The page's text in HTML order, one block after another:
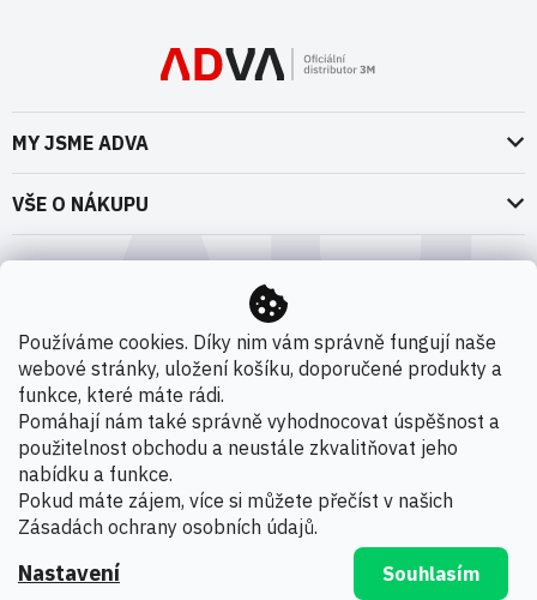
Používáme cookies. Díky nim vám správně fungují naše
webové stránky, uložení košíku, doporučené produkty a
funkce, které máte rádi.
Pomáhají nám také správně vyhodnocovat úspěšnost a
použitelnost obchodu a neustále zkvalitňovat jeho
nabídku a funkce.
Pokud máte zájem, více si můžete přečíst v našich
Zásadách ochrany osobních údajů.
Nastavení Souhlasím
MY JSME ADVA
O nás
Naše dokumenty
Kontakty
Novinky
VŠE O NÁKUPU
Doprava a platba
VOP pro spotřebitele - fyzické osoby
VOP pro nakupující podnikatele
VOP Letectví / GT&C Aerospace
Zpracování osobních údajů
Kamenná prodejna
Možnosti platby
Copyright 2026
Všechna práva vyhrazena.